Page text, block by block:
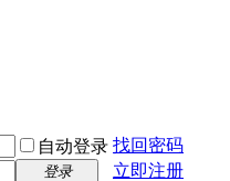
自动登录 找回密码
登录
立即注册